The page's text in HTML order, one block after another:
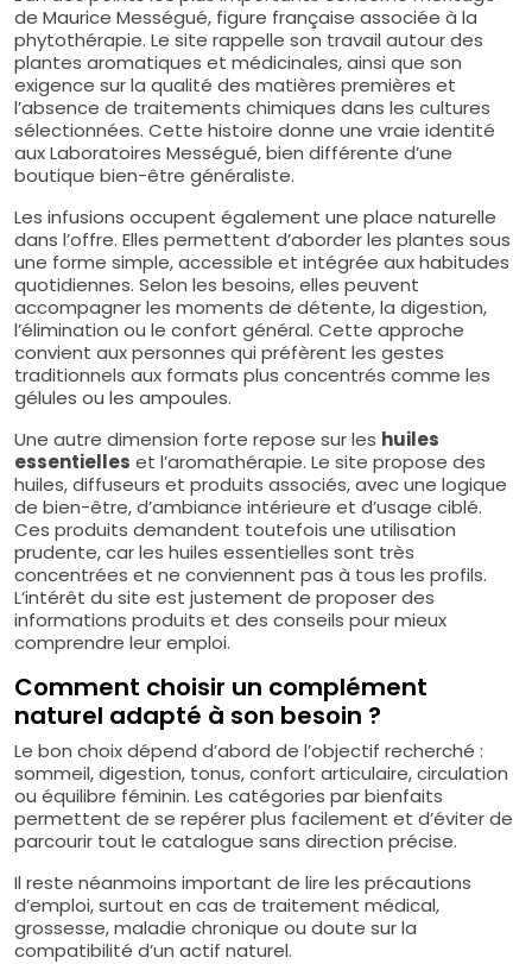
de Maurice Mességué, figure française associée à la
phytothérapie. Le site rappelle son travail autour des
plantes aromatiques et médicinales, ainsi que son
exigence sur la qualité des matières premières et
l’absence de traitements chimiques dans les cultures
sélectionnées. Cette histoire donne une vraie identité
aux Laboratoires Mességué, bien différente d’une
boutique bien-être généraliste.
Les infusions occupent également une place naturelle
dans l’offre. Elles permettent d’aborder les plantes sous
une forme simple, accessible et intégrée aux habitudes
quotidiennes. Selon les besoins, elles peuvent
accompagner les moments de détente, la digestion,
l’élimination ou le confort général. Cette approche
convient aux personnes qui préfèrent les gestes
traditionnels aux formats plus concentrés comme les
gélules ou les ampoules.
Une autre dimension forte repose sur les huiles
essentielles et l’aromathérapie. Le site propose des
huiles, diffuseurs et produits associés, avec une logique
de bien-être, d’ambiance intérieure et d’usage ciblé.
Ces produits demandent toutefois une utilisation
prudente, car les huiles essentielles sont très
concentrées et ne conviennent pas à tous les profils.
L’intérêt du site est justement de proposer des
informations produits et des conseils pour mieux
comprendre leur emploi.
Comment choisir un complément
naturel adapté à son besoin ?
Le bon choix dépend d’abord de l’objectif recherché :
sommeil, digestion, tonus, confort articulaire, circulation
ou équilibre féminin. Les catégories par bienfaits
permettent de se repérer plus facilement et d’éviter de
parcourir tout le catalogue sans direction précise.
Il reste néanmoins important de lire les précautions
d’emploi, surtout en cas de traitement médical,
grossesse, maladie chronique ou doute sur la
compatibilité d’un actif naturel.